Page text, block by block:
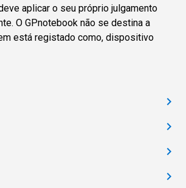
aplicar o seu próprio julgamento
O GPnotebook não se destina a
está registado como, dispositivo